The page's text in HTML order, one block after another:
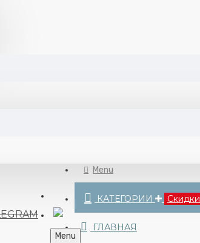
Menu
КАТЕГОРИИ Скидки
ГЛАВНАЯ
Menu